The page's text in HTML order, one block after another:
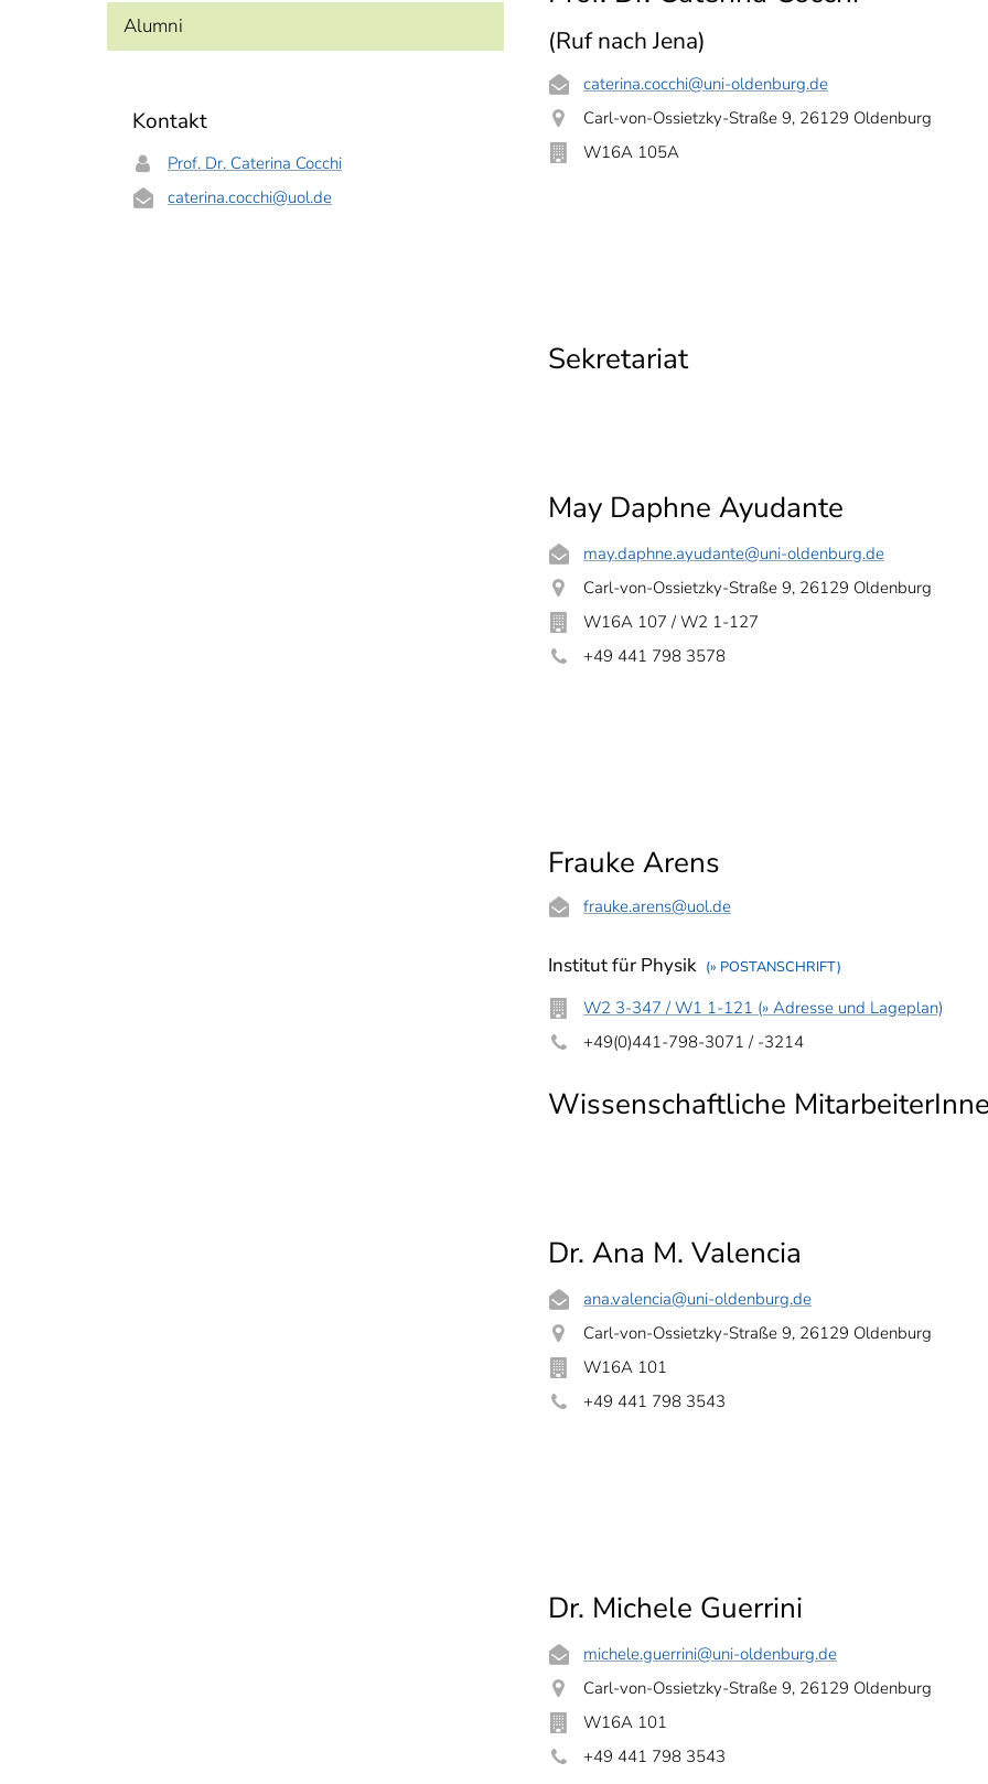
Alumni
Kontakt
Prof. Dr. Caterina Cocchi
caterina.cocchi@uol.de
(Ruf nach Jena)
caterina.cocchi@uni-oldenburg.de
Carl-von-Ossietzky-Straße 9, 26129 Oldenburg
W16A 105A
Sekretariat
May Daphne Ayudante
may.daphne.ayudante@uni-oldenburg.de
Carl-von-Ossietzky-Straße 9, 26129 Oldenburg
W16A 107 / W2 1-127
+49 441 798 3578
Frauke Arens
frauke.arens@uol.de
Institut für Physik (» POSTANSCHRIFT)
W2 3-347 / W1 1-121 (» Adresse und Lageplan)
+49(0)441-798-3071 / -3214
Wissenschaftliche
Dr. Ana M. Valencia
ana.valencia@uni-oldenburg.de
Carl-von-Ossietzky-Straße 9, 26129 Oldenburg
W16A 101
+49 441 798 3543
Dr. Michele Guerrini
michele.guerrini@uni-oldenburg.de
Carl-von-Ossietzky-Straße 9, 26129 Oldenburg
W16A 101
+49 441 798 3543